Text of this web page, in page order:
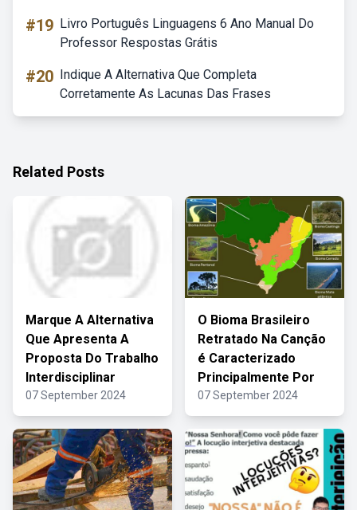
#19 Livro Português Linguagens 6 Ano Manual Do
Professor Respostas Grátis
#20 Indique A Alternativa Que Completa
Corretamente As Lacunas Das Frases
Related Posts
Marque A Alternativa
Que Apresenta A
Proposta Do Trabalho
Interdisciplinar
07 September 2024
O Bioma Brasileiro
Retratado Na Canção
é Caracterizado
Principalmente Por
07 September 2024